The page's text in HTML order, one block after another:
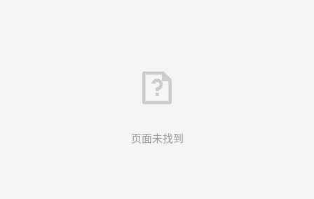
页面未找到